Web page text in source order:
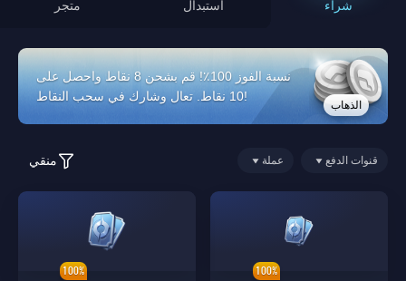
شراء استبدال متجر
نسبة الفوز 100٪! قم بشحن 8 نقاط واحصل على
10 نقاط. تعال وشارك في سحب النقاط!
الذهاب
قنوات الدفع عملة منقي
100%
100%